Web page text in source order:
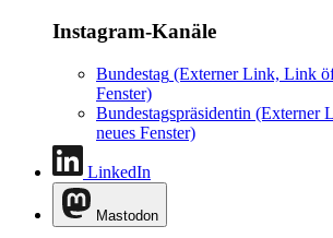
Instagram-Kanäle
Bundestag (Externer Link, Link
Fenster)
Bundestagspräsidentin (Externer
neues Fenster)
LinkedIn
Mastodon